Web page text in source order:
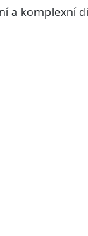
a komplexní